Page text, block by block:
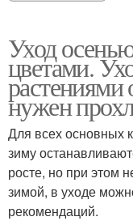
Уход
цветами.
нужен
Для всех основных
зиму
росте, но при этом
зимой, в уходе
рекомендаций.